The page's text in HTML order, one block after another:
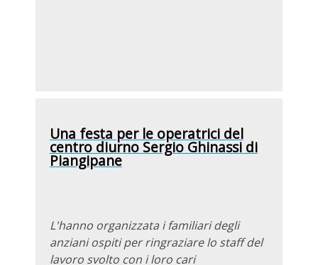
Una festa per le operatrici del
centro diurno Sergio Ghinassi di
Piangipane
L'hanno organizzata i familiari degli
anziani ospiti per ringraziare lo staff del
lavoro svolto con i loro cari